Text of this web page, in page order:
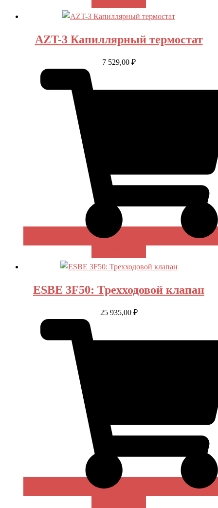
AZT-3 Капиллярный термостат
7 529,00 ₽
ESBE 3F50: Трехходовой клапан
25 935,00 ₽